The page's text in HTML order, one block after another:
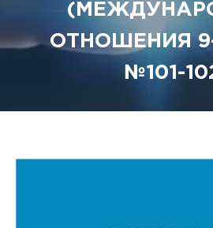
ОТНОШЕНИЯ
№101-